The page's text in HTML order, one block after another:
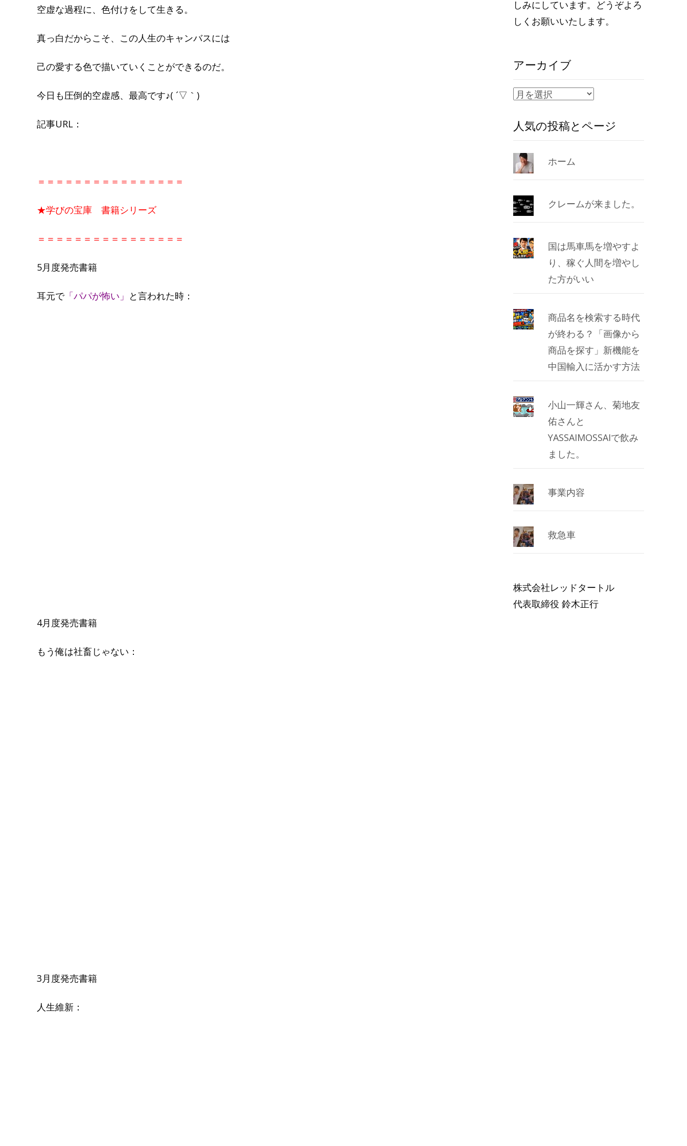
空虚な過程に、色付けをして生きる。
真っ白だからこそ、この人生のキャンバスには
己の愛する色で描いていくことができるのだ。
今日も圧倒的空虚感、最高です♪( ´▽｀)
記事URL：
＝＝＝＝＝＝＝＝＝＝＝＝＝＝＝＝
★学びの宝庫 書籍シリーズ
＝＝＝＝＝＝＝＝＝＝＝＝＝＝＝＝
5月度発売書籍
耳元で「パパが怖い」 と言われた時：
4月度発売書籍
もう俺は社畜じゃない：
3月度発売書籍
人生維新：
しみにしています。どうぞよろ
しくお願いいたします。
アーカイブ
ア
カ
イ
ブ
人気の投稿とページ
ホーム
クレームが来ました。
国は馬車馬を増やすよ
り、稼ぐ人間を増やし
た方がいい
商品名を検索する時代
が終わる？「画像から
商品を探す」新機能を
中国輸入に活かす方法
小山一輝さん、菊地友
佑さんと
YASSAIMOSSAIで飲み
ました。
事業内容
救急車
株式会社レッドタートル
代表取締役 鈴木正行